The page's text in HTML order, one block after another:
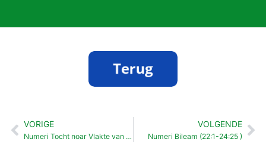
Vorige
VORIGE
Numeri Tocht noar Vlakte van Moäb (21:10-20 )
VOLGENDE
Numeri Bileam (22:1-24:25 )